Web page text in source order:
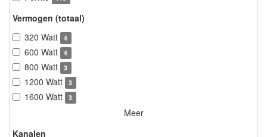
Vermogen (totaal)
320 Watt
4
600 Watt 4
800 Watt 3
1200 Watt 3
1600 Watt 3
Meer
Kanalen